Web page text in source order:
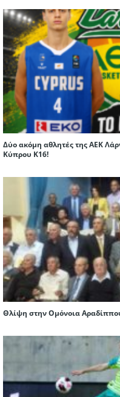
Δύο ακόμη αθλητές της ΑΕΚ
Κύπρου Κ16!
Θλίψη στην Ομόνοια